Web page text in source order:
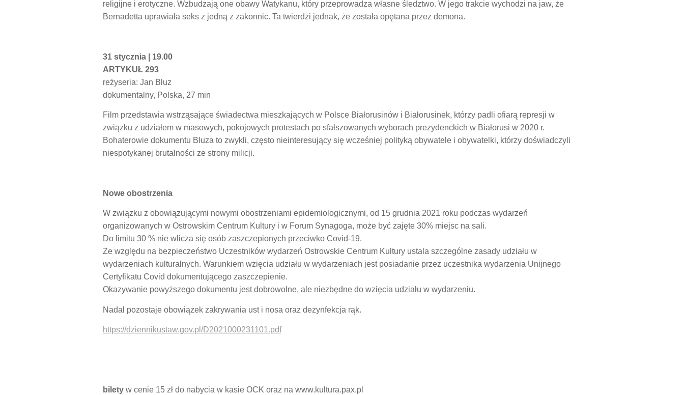
religijne i erotyczne. Wzbudzają one obawy Watykanu, który przeprowadza własne śledztwo. W jego trakcie wychodzi na jaw, że
Bernadetta uprawiała seks z jedną z zakonnic. Ta twierdzi jednak, że została opętana przez demona.
31 stycznia | 19.00
ARTYKUŁ 293
reżyseria: Jan Bluz
dokumentalny, Polska, 27 min
Film przedstawia wstrząsające świadectwa mieszkających w Polsce Białorusinów i Białorusinek, którzy padli ofiarą represji w
związku z udziałem w masowych, pokojowych protestach po sfałszowanych wyborach prezydenckich w Białorusi w 2020 r.
Bohaterowie dokumentu Bluza to zwykli, często nieinteresujący się wcześniej polityką obywatele i obywatelki, którzy doświadczyli
niespotykanej brutalności ze strony milicji.
Nowe obostrzenia
W związku z obowiązującymi nowymi obostrzeniami epidemiologicznymi, od 15 grudnia 2021 roku podczas wydarzeń
organizowanych w Ostrowskim Centrum Kultury i w Forum Synagoga, może być zajęte 30% miejsc na sali.
Do limitu 30 % nie wlicza się osób zaszczepionych przeciwko Covid-19.
Ze względu na bezpieczeństwo Uczestników wydarzeń Ostrowskie Centrum Kultury ustala szczególne zasady udziału w
wydarzeniach kulturalnych. Warunkiem wzięcia udziału w wydarzeniach jest posiadanie przez uczestnika wydarzenia Unijnego
Certyfikatu Covid dokumentującego zaszczepienie.
Okazywanie powyższego dokumentu jest dobrowolne, ale niezbędne do wzięcia udziału w wydarzeniu.
Nadal pozostaje obowiązek zakrywania ust i nosa oraz dezynfekcja rąk.
https://dziennikustaw.gov.pl/D2021000231101.pdf
biletyw cenie 15 zł do nabycia w kasie OCK oraz na www.kultura.pax.pl